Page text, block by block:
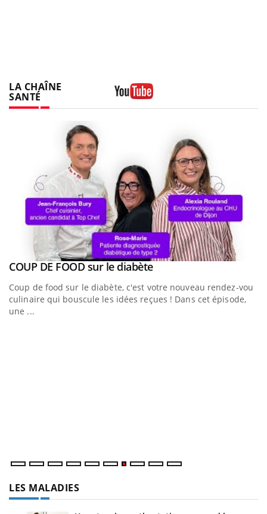
LA CHAÎNE
SANTÉ
Youtube
Youtube
COUP DE FOOD sur le diabèteYoutube
Coup de food sur le diabète, c'est votre nouveau rendez-vous
culinaire qui bouscule les idées reçues ! Dans cet épisode,
une ...
LES MALADIES